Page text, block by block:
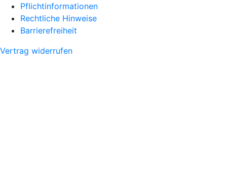
Pflichtinformationen
Rechtliche Hinweise
Barrierefreiheit
Vertrag widerrufen